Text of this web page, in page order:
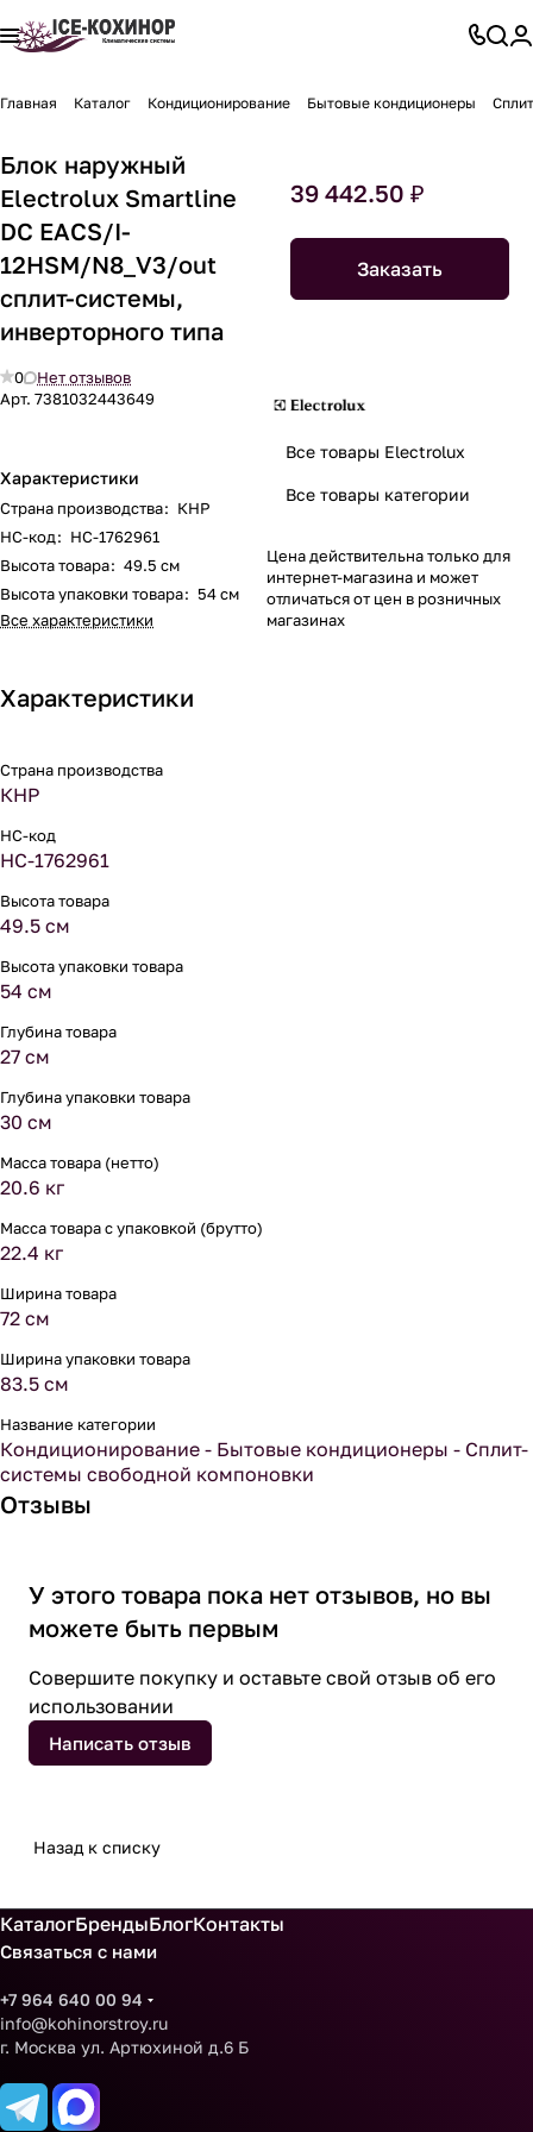
Главная Каталог Кондиционирование Бытовые кондиционеры
Блок наружный
Electrolux Smartline
DC EACS/I-
12HSM/N8_V3/out
сплит-системы,
инверторного типа
0
Нет отзывов
Арт. 7381032443649
Характеристики
Страна производства: КНР
НС-код: НС-1762961
Высота товара: 49.5 см
Высота упаковки товара: 54 см
Все характеристики
39 442.50 ₽
Заказать
Все товары Electrolux
Все товары категории
Цена действительна только для
интернет-магазина и может
отличаться от цен в розничных
магазинах
Характеристики
Страна производства
КНР
НС-код
НС-1762961
Высота товара
49.5 см
Высота упаковки товара
54 см
Глубина товара
27 см
Глубина упаковки товара
30 см
Масса товара (нетто)
20.6 кг
Масса товара с упаковкой (брутто)
22.4 кг
Ширина товара
72 см
Ширина упаковки товара
83.5 см
Название категории
Кондиционирование - Бытовые кондиционеры - Сплит-
системы свободной компоновки
Отзывы
У этого товара пока нет отзывов, но вы
можете быть первым
Совершите покупку и оставьте свой отзыв об его
использовании
Написать отзыв
Назад к списку
КаталогБрендыБлогКонтакты
Связаться с нами
+7 964 640 00 94
info@kohinorstroy.ru
г. Москва ул. Артюхиной д.6 Б